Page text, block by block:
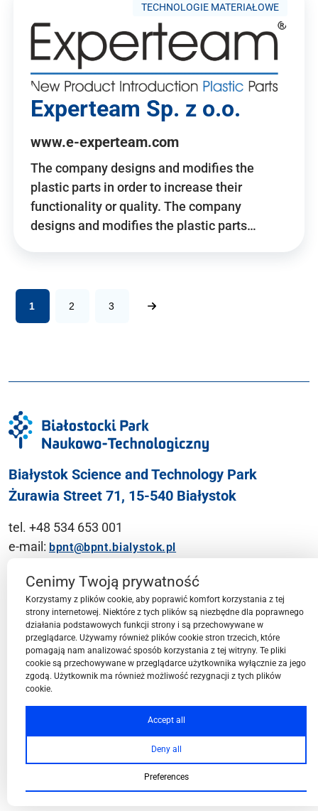
TECHNOLOGIE MATERIAŁOWE
Experteam Sp. z o.o.
www.e-experteam.com
The company designs and modifies the
plastic parts in order to increase their
functionality or quality. The company
designs and modifies the plastic parts…
1 2 3
Białystok Science and Technology Park
Żurawia Street 71, 15-540 Białystok
tel. +48 534 653 001
e-mail: bpnt@bpnt.bialystok.pl
Contact
BPN-T Area
BPN-T Offer
Cenimy Twoją prywatność
Korzystamy z plików cookie, aby poprawić komfort korzystania z tej
strony internetowej. Niektóre z tych plików są niezbędne dla poprawnego
działania podstawowych funkcji strony i są przechowywane w
przeglądarce. Używamy również plików cookie stron trzecich, które
pomagają nam analizować sposób korzystania z tej witryny. Te pliki
cookie są przechowywane w przeglądarce użytkownika wyłącznie za jego
zgodą. Użytkownik ma również możliwość rezygnacji z tych plików
cookie.
Accept all
Deny all
Preferences